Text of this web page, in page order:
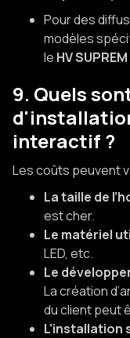
Pour des
modèles
le HV
9. Quels
interactif ?
Les coûts peuvent
La taille de
est cher.
Le matériel
LED, etc.
Le
La création
du client peut
L’installation